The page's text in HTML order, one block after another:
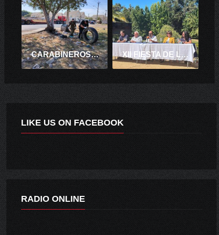
CARABINEROS DE LA 2ª COMISARÍA DE SANTA CRUZ XII FIESTA DE LA VENDIMIA PERALILLO 2024 TENDRÁ CARÁCTER SOLIDARIO
LIKE US ON FACEBOOK
RADIO ONLINE